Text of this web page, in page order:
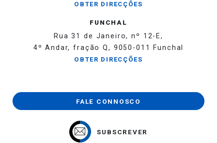
OBTER DIRECÇÕES
FUNCHAL
Rua 31 de Janeiro, nº 12-E,
4º Andar, fração Q, 9050-011 Funchal
OBTER DIRECÇÕES
FALE CONNOSCO
SUBSCREVER